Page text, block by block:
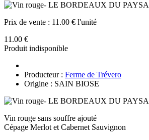
Prix de vente : 11.00 € l'unité
11.00 €
Produit indisponible
Producteur : Ferme de Trévero
Origine : SAIN BIOSE
Vin rouge sans souffre ajouté
Cépage Merlot et Cabernet Sauvignon